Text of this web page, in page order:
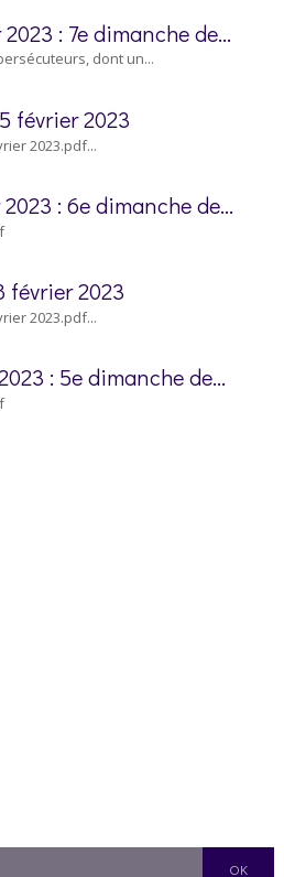
: 7e dimanche de...
dont un...
février 2023
2023.pdf...
: 6e dimanche de...
février 2023
2023.pdf...
: 5e dimanche de...